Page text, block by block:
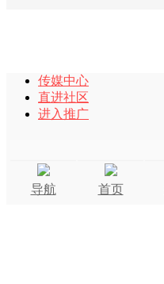
传媒中心
直进社区
进入推广
导航 首页